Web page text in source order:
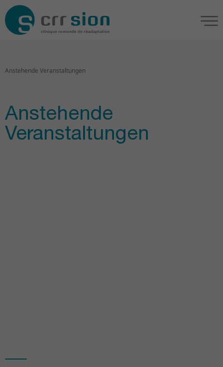
Anstehende Veranstaltungen
Anstehende
Veranstaltungen